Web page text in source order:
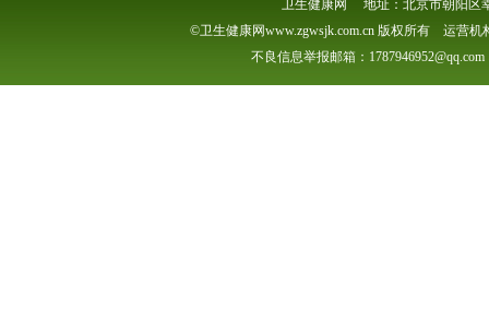
卫生健康网 地址：北京市朝阳区
©卫生健康网www.zgwsjk.com.cn 版权所有 运营
不良信息举报邮箱：